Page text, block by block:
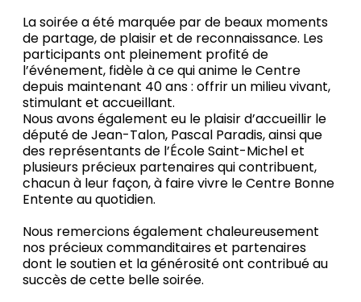
La soirée a été marquée par de beaux moments
de partage, de plaisir et de reconnaissance. Les
participants ont pleinement profité de
l’événement, fidèle à ce qui anime le Centre
depuis maintenant 40 ans : offrir un milieu vivant,
stimulant et accueillant.
Nous avons également eu le plaisir d’accueillir le
député de Jean-Talon, Pascal Paradis, ainsi que
des représentants de l’École Saint-Michel et
plusieurs précieux partenaires qui contribuent,
chacun à leur façon, à faire vivre le Centre Bonne
Entente au quotidien.
Nous remercions également chaleureusement
nos précieux commanditaires et partenaires
dont le soutien et la générosité ont contribué au
succès de cette belle soirée.